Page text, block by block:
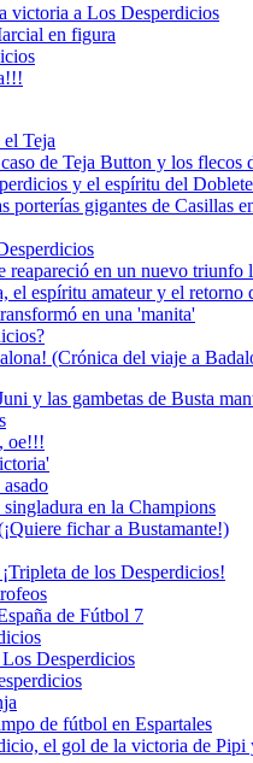
victoria a Los Desperdicios
en figura
Teja
de Teja Button y los flecos
y el espíritu del Doblete
porterías gigantes de
reapareció en un nuevo
espíritu amateur y el retorno
en una 'manita'
(Crónica del viaje a
y las gambetas de Busta
oe!!!
en la Champions
fichar a Bustamante!)
de los Desperdicios!
de Fútbol 7
Desperdicios
de fútbol en Espartales
el gol de la victoria de